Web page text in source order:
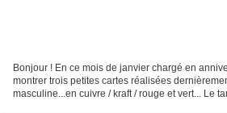
Bonjour ! En ce mois de janvier chargé en
montrer trois petites cartes réalisées
masculine...en cuivre / kraft / rouge et vert... Le